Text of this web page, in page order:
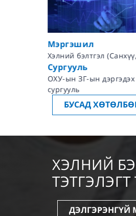
Мэргэшил
Хэлний бэлтгэл
Сургууль
ОХУ-ын ЗГ-ын
сургууль
БУСАД
ХЭЛНИЙ
ДЭЛГЭРЭНГҮЙ